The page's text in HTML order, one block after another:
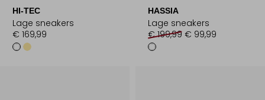
HI-TEC
Lage sneakers
€ 169,99
HASSIA
Lage sneakers
€ 199,99 € 99,99